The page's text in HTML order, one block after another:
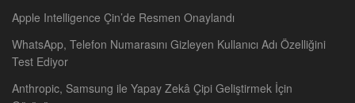
Apple Intelligence Çin’de Resmen Onaylandı
WhatsApp, Telefon Numarasını Gizleyen Kullanıcı Adı Özelliğini
Test Ediyor
Anthropic, Samsung ile Yapay Zekâ Çipi Geliştirmek İçin